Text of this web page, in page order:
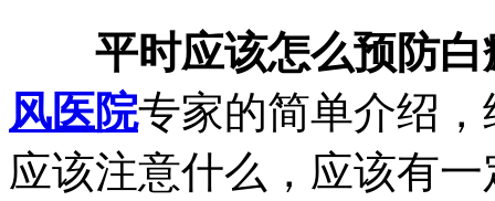
平时应该怎么预防白
风医院专家的简单介绍
应该注意什么，应该有